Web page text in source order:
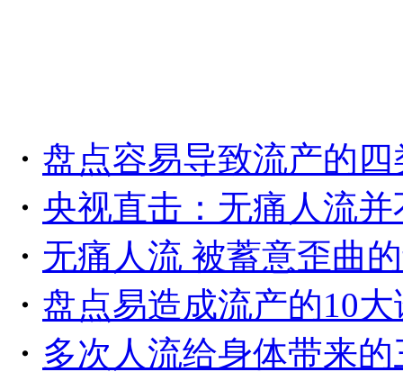
・ 盘点容易导致流产的四
・ 央视直击：无痛人流
・ 无痛人流 被蓄意歪曲
・ 盘点易造成流产的10
・ 多次人流给身体带来